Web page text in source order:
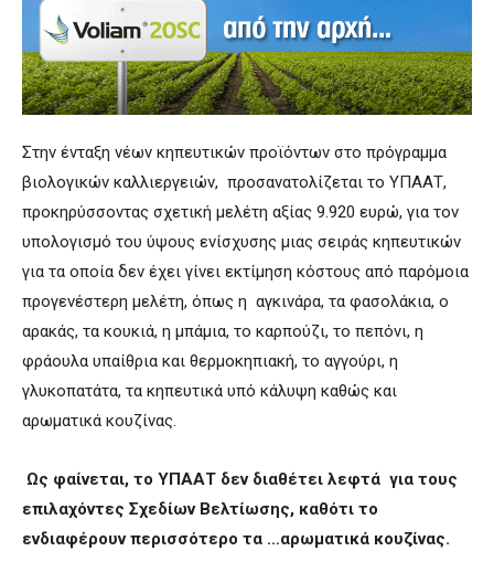
Στην ένταξη νέων κηπευτικών προϊόντων στο πρόγραμμα
βιολογικών καλλιεργειών, προσανατολίζεται το ΥΠΑΑΤ,
προκηρύσσοντας σχετική μελέτη αξίας 9.920 ευρώ, για τον
υπολογισμό του ύψους ενίσχυσης μιας σειράς κηπευτικών
για τα οποία δεν έχει γίνει εκτίμηση κόστους από παρόμοια
προγενέστερη μελέτη, όπως η αγκινάρα, τα φασολάκια, ο
αρακάς, τα κουκιά, η μπάμια, το καρπούζι, το πεπόνι, η
φράουλα υπαίθρια και θερμοκηπιακή, το αγγούρι, η
γλυκοπατάτα, τα κηπευτικά υπό κάλυψη καθώς και
αρωματικά κουζίνας.
Ως φαίνεται, το ΥΠΑΑΤ δεν διαθέτει λεφτά για τους
επιλαχόντες Σχεδίων Βελτίωσης, καθότι το
ενδιαφέρουν περισσότερο τα …αρωματικά κουζίνας.